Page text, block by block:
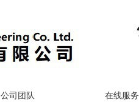
公司团队 在线服务